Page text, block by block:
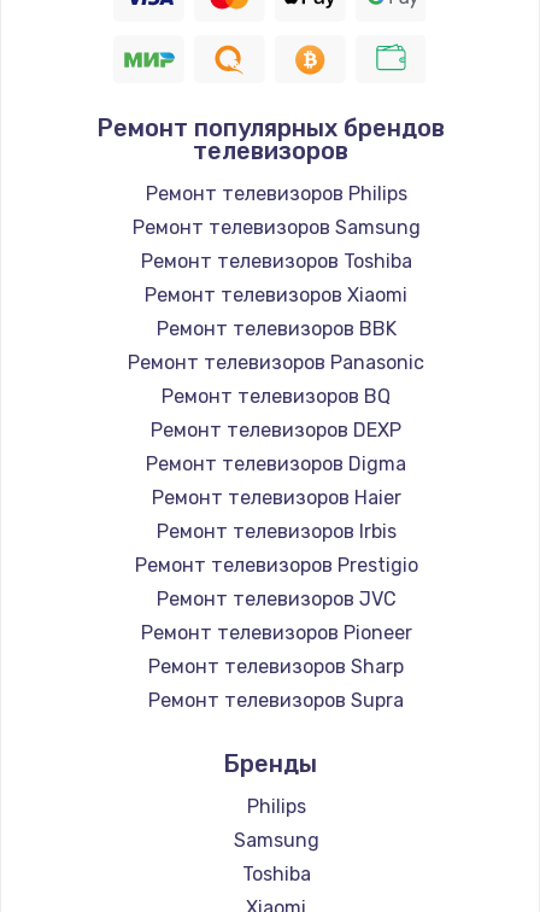
Заказать
Программный ремонт/прошивка
390 руб.
Заказать
Замена Bluetooth/Wi-Fi модуля
800 руб.
Заказать
Замена картридера
890 руб.
Заказать
Замена микросхемы NFC
1100 руб.
Заказать
Замена шим-контроллера
3900 руб.
Заказать
Настройка Wi-Fi
1030 руб.
Заказать
Ремонт популярных брендов
телевизоров
Ремонт телевизоров Philips
Ремонт телевизоров Samsung
Ремонт телевизоров Toshiba
Ремонт телевизоров Xiaomi
Ремонт телевизоров BBK
Ремонт телевизоров Panasonic
Ремонт телевизоров BQ
Ремонт телевизоров DEXP
Ремонт телевизоров Digma
Ремонт телевизоров Haier
Ремонт телевизоров Irbis
Ремонт телевизоров Prestigio
Ремонт телевизоров JVC
Ремонт телевизоров Pioneer
Ремонт телевизоров Sharp
Ремонт телевизоров Supra
Ремонт телевизоров Hisense
Ремонт телевизоров Daewoo
Ремонт телевизоров Centek
Ремонт телевизоров Telefunken
Ремонт телевизоров Hyundai
Бренды
Philips
Samsung
Toshiba
Xiaomi